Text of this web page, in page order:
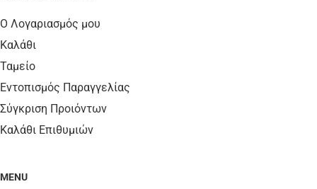
Ο Λογαριασμός μου
Καλάθι
Ταμείο
Εντοπισμός Παραγγελίας
Σύγκριση Προιόντων
Καλάθι Επιθυμιών
MENU